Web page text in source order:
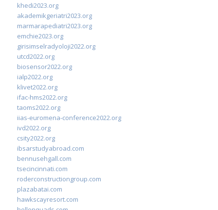
khedi2023.org
akademikgeriatri2023.org
marmarapediatri2023.org
emchie2023.org
girisimselradyoloji2022.org
utcd2022.org
biosensor2022.org
ialp2022.org
klivet2022.org
ifac-hms2022.org
taoms2022.org
iias-euromena-conference2022.org
ivd2022.org
csity2022.org
ibsarstudyabroad.com
bennusehgall.com
tsecincinnati.com
roderconstructiongroup.com
plazabatai.com
hawkscayresort.com